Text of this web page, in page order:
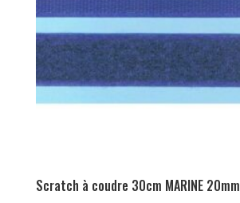
Scratch à coudre 30cm MARINE 20mm